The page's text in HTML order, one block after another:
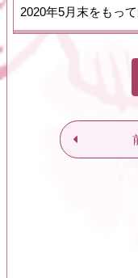
2020年5月末をもっ